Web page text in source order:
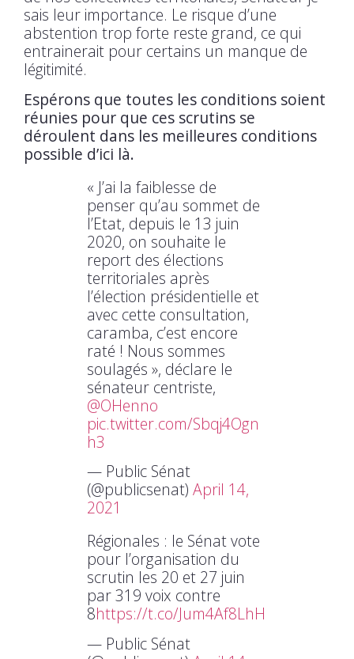
sais leur importance. Le risque d’une
abstention trop forte reste grand, ce qui
entrainerait pour certains un manque de
légitimité.
Espérons que toutes les conditions soient
réunies pour que ces scrutins se
déroulent dans les meilleures conditions
possible d’ici là.
« J’ai la faiblesse de
penser qu’au sommet de
l’Etat, depuis le 13 juin
2020, on souhaite le
report des élections
territoriales après
l’élection présidentielle et
avec cette consultation,
caramba, c’est encore
raté ! Nous sommes
soulagés », déclare le
sénateur centriste,
@OHenno
pic.twitter.com/Sbqj4Ogn
h3
— Public Sénat
(@publicsenat) April 14,
2021
Régionales : le Sénat vote
pour l’organisation du
scrutin les 20 et 27 juin
par 319 voix contre
8https://t.co/Jum4Af8LhH
— Public Sénat